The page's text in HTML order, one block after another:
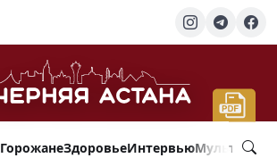
ГорожанеЗдоровьеИнтервью